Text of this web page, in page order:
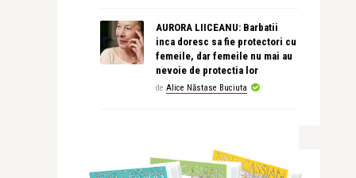
AURORA LIICEANU: Barbatii
inca doresc sa fie protectori cu
femeile, dar femeile nu mai au
nevoie de protectia lor
de Alice Năstase Buciuta